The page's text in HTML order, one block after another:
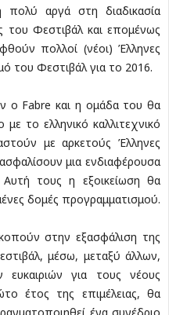
πολύ αργά στη διαδικασία
Φεστιβάλ και επομένως
πολλοί (νέοι) Έλληνες
του Φεστιβάλ για το 2016.
ο Fabre και η ομάδα του θα
το ελληνικό καλλιτεχνικό
με αρκετούς Έλληνες
μια ενδιαφέρουσα
Αυτή τους η εξοικείωση θα
δομές προγραμματισμού.
στην εξασφάλιση της
μέσω, μεταξύ άλλων,
ευκαιριών για τους νέους
έτος της επιμέλειας, θα